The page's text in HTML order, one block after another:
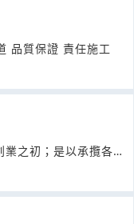
業地坪止滑師 價格公道 品質保證 責任施工
之初；是以承攬各鋼